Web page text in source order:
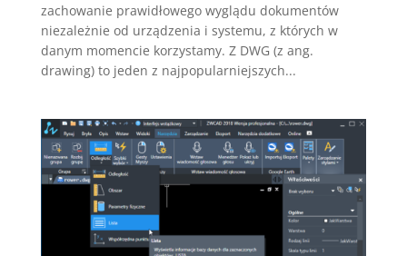
zachowanie prawidłowego wyglądu dokumentów
niezależnie od urządzenia i systemu, z których w
danym momencie korzystamy. Z DWG (z ang.
drawing) to jeden z najpopularniejszych...